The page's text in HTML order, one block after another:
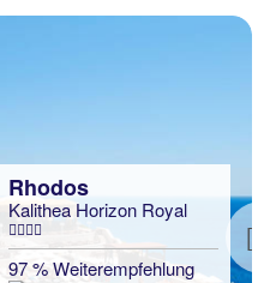
Rhodos
Kalithea Horizon Royal
97 % Weiterempfehlung